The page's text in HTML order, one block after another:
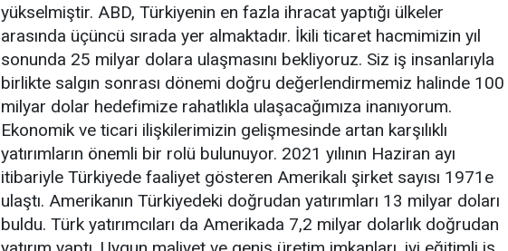
yükselmiştir. ABD, Türkiyenin en fazla ihracat yaptığı ülkeler
arasında üçüncü sırada yer almaktadır. İkili ticaret hacmimizin yıl
sonunda 25 milyar dolara ulaşmasını bekliyoruz. Siz iş insanlarıyla
birlikte salgın sonrası dönemi doğru değerlendirmemiz halinde 100
milyar dolar hedefimize rahatlıkla ulaşacağımıza inanıyorum.
Ekonomik ve ticari ilişkilerimizin gelişmesinde artan karşılıklı
yatırımların önemli bir rolü bulunuyor. 2021 yılının Haziran ayı
itibariyle Türkiyede faaliyet gösteren Amerikalı şirket sayısı 1971e
ulaştı. Amerikanın Türkiyedeki doğrudan yatırımları 13 milyar doları
buldu. Türk yatırımcıları da Amerikada 7,2 milyar dolarlık doğrudan